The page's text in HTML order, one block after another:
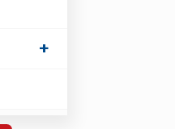
+